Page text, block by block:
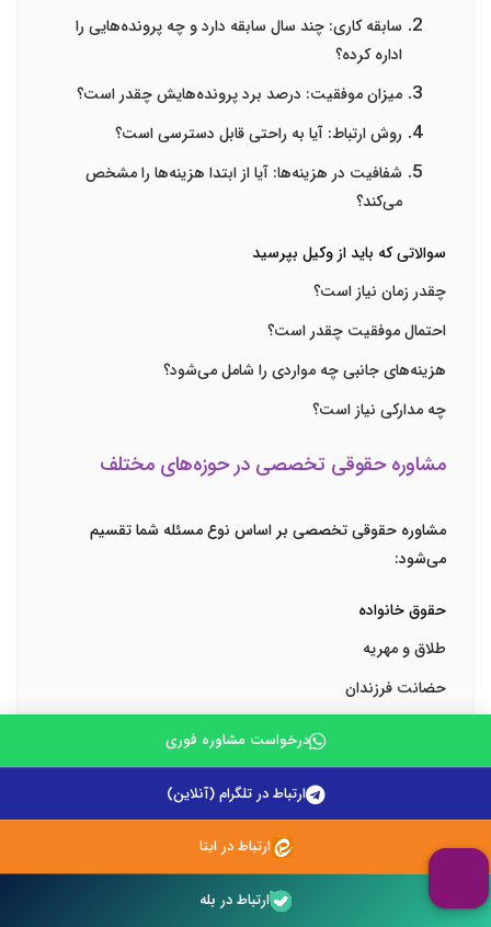
سابقه کاری: چند سال سابقه دارد و چه پرونده‌هایی را
اداره کرده؟
میزان موفقیت: درصد برد پرونده‌هایش چقدر است؟
روش ارتباط: آیا به راحتی قابل دسترسی است؟
شفافیت در هزینه‌ها: آیا از ابتدا هزینه‌ها را مشخص
می‌کند؟
سوالاتی که باید از وکیل بپرسید
چقدر زمان نیاز است؟
احتمال موفقیت چقدر است؟
هزینه‌های جانبی چه مواردی را شامل می‌شود؟
چه مدارکی نیاز است؟
مشاوره حقوقی تخصصی در حوزه‌های مختلف
مشاوره حقوقی تخصصی بر اساس نوع مسئله شما تقسیم
می‌شود:
حقوق خانواده
طلاق و مهریه
حضانت فرزندان
ازدواج و مسائل مربوطه
تأسیس شرکت
قراردادهای تجاری
درخواست مشاوره فوری
ارتباط در تلگرام (آنلاین)
ارتباط در ایتا
ارتباط در بله